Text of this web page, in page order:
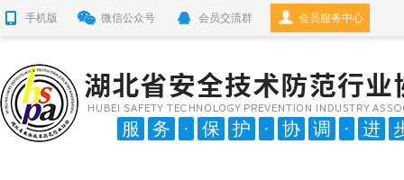
手机版 微信公众号 会员交流群 会员服务中心
服 务 · 保 护 · 协 调 · 进